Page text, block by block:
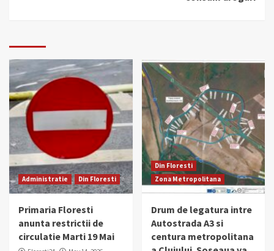
Administratie Din Floresti
Primaria Floresti
anunta restrictii de
circulatie Marti 19 Mai
Din Floresti
Zona Metropolitana
Drum de legatura intre
Autostrada A3 si
centura metropolitana